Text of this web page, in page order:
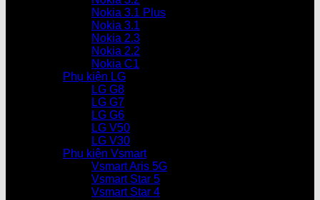
Nokia 3.1 Plus
Nokia 3.1
Nokia 2.3
Nokia 2.2
Nokia C1
Phụ kiện LG
LG G8
LG G7
LG G6
LG V50
LG V30
Phụ kiện Vsmart
Vsmart Aris 5G
Vsmart Star 5
Vsmart Star 4